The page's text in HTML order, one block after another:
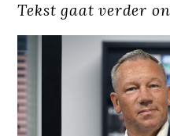
Tekst gaat verder